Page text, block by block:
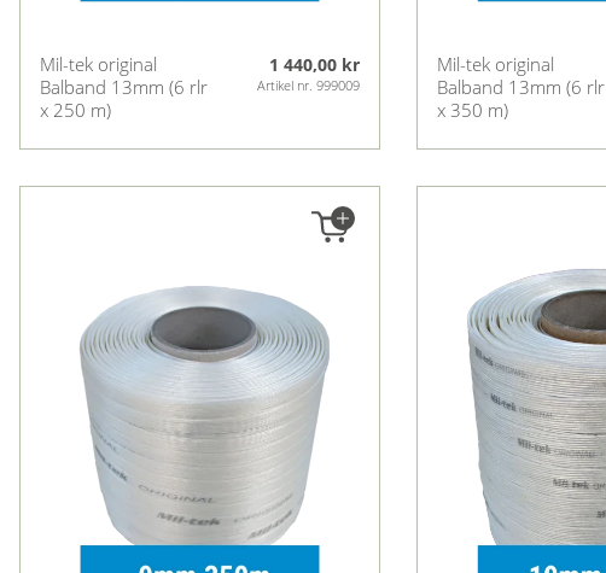
Mil-tek original
Balband 13mm (6 rlr
x 250 m)
1 440,00 kr
Artikel nr. 999009
Mil-tek original
Balband 13mm (6 rlr
x 350 m)